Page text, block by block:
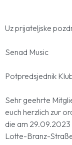
Uz prijateljske
Senad Music
Potpredsjednik
Sehr geehrte
euch herzlich zur
die am 29.09.2023
Lotte-Branz-